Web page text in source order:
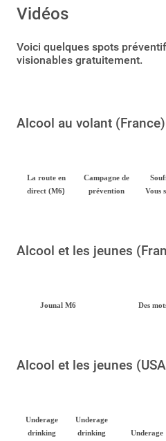
Vidéos
Voici quelques spots
visionables gratuitement.
Alcool au volant (France)
La route en
direct (M6)
Campagne de
prévention
Vous
Alcool et les jeunes
Jounal M6 Des
Alcool et les jeunes
Underage
drinking
Underage
drinking
Underage